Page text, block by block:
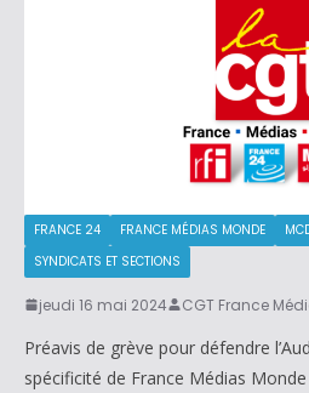
FRANCE 24 FRANCE MÉDIAS MONDE
SYNDICATS ET SECTIONS
jeudi 16 mai 2024 CGT France
Préavis de grève pour défendre
spécificité de France Médias